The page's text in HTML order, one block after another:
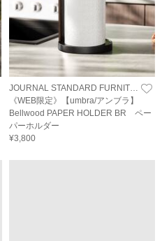
《WEB限定》【umbra/アンブラ】
Bellwood PAPER HOLDER BR ペー
パーホルダー
¥3,800